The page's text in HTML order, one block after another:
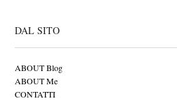
DAL SITO
ABOUT Blog
ABOUT Me
CONTATTI